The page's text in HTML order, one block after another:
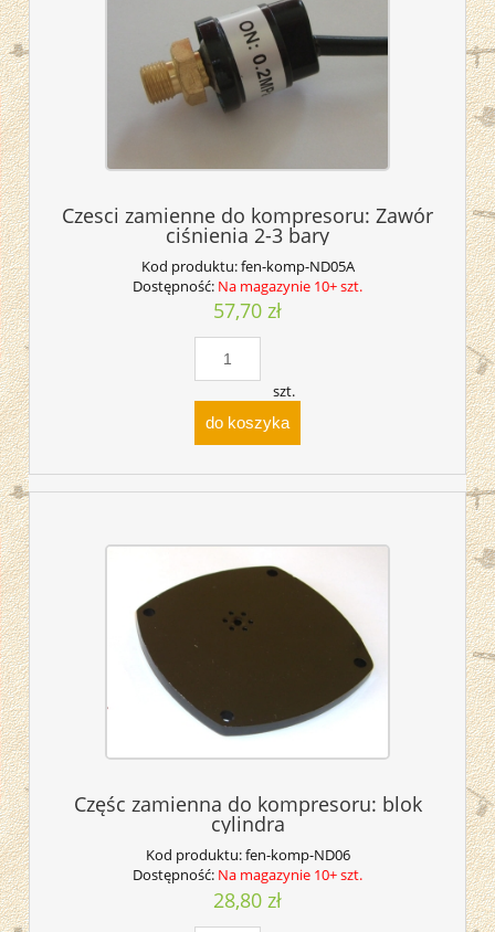
Czesci zamienne do kompresoru: Zawór
ciśnienia 2-3 bary
Kod produktu:fen-komp-ND05A
Dostępność: Na magazynie 10+ szt.
57,70 zł
szt.
do koszyka
Częśc zamienna do kompresoru: blok
cylindra
Kod produktu:fen-komp-ND06
Dostępność: Na magazynie 10+ szt.
28,80 zł